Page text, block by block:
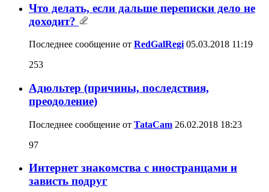
Что делать, если дальше переписки дело не
доходит?
Последнее сообщение от RedGalRegi 05.03.2018 11:19
253
Адюльтер (причины, последствия,
преодоление)
Последнее сообщение от TataCam 26.02.2018 18:23
97
Интернет знакомства с иностранцами и
зависть подруг